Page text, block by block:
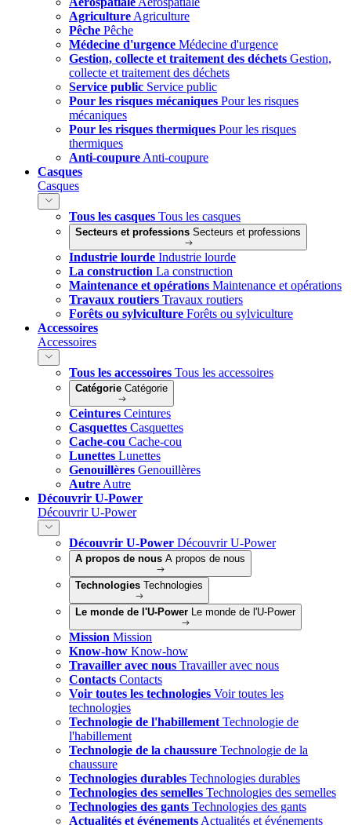
Agriculture Agriculture
Pêche Pêche
Médecine d'urgence Médecine d'urgence
Gestion, collecte et traitement des déchets Gestion,
collecte et traitement des déchets
Service public Service public
Pour les risques mécaniques Pour les risques
mécaniques
Pour les risques thermiques Pour les risques
thermiques
Anti-coupure Anti-coupure
Casques
Casques
Tous les casques Tous les casques
Secteurs et professions Secteurs et professions
Industrie lourde Industrie lourde
La construction La construction
Maintenance et opérations Maintenance et opérations
Travaux routiers Travaux routiers
Forêts ou sylviculture Forêts ou sylviculture
Accessoires
Accessoires
Tous les accessoires Tous les accessoires
Catégorie Catégorie
Ceintures Ceintures
Casquettes Casquettes
Cache-cou Cache-cou
Lunettes Lunettes
Genouillères Genouillères
Autre Autre
Découvrir U-Power
Découvrir U-Power
Découvrir U-Power Découvrir U-Power
A propos de nous A propos de nous
Technologies Technologies
Le monde de l'U-Power Le monde de l'U-Power
Mission Mission
Know-how Know-how
Travailler avec nous Travailler avec nous
Contacts Contacts
Voir toutes les technologies Voir toutes les
technologies
Technologie de l'habillement Technologie de
l'habillement
Technologie de la chaussure Technologie de la
chaussure
Technologies durables Technologies durables
Technologies des semelles Technologies des semelles
Technologies des gants Technologies des gants
Actualités et événements Actualités et événements